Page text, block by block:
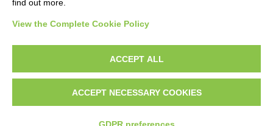
diritto d’autore, legge 22 aprile 1941 n. 633. I diritti degli autori, degli artisti e
dei fotografi che hanno realizzato le opere e le immagini, degli enti e delle
istituzioni che ne sono proprietari, sono riservati. Si vieta quindi la
riproduzione con qualsiasi mezzo effettuata, anche per uso gratuito o
personale.
find out more.
View the Complete Cookie Policy
ACCEPT ALL
ACCEPT NECESSARY COOKIES